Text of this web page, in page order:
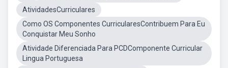
AtividadesCurriculares
Como OS Componentes CurricularesContribuem Para Eu
Conquistar Meu Sonho
Atividade Diferenciada Para PCDComponente Curricular
Lingua Portuguesa